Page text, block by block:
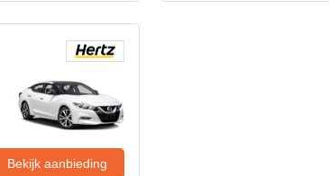
Bekijk aanbieding